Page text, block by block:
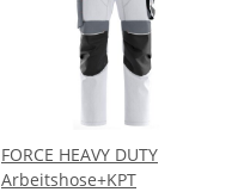
FORCE HEAVY DUTY
Arbeitshose+KPT